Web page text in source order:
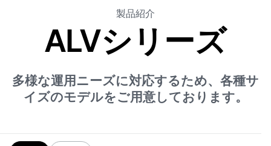
製品紹介
ALVシリーズ
多様な運用ニーズに対応するため、各種サ
イズのモデルをご用意しております。